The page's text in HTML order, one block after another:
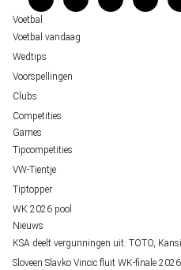
Over ons
Voetbal
Voetbal vandaag
Wedtips
Voorspellingen
Clubs
Competities
Games
Tipcompetities
VW-Tientje
Tiptopper
WK 2026 pool
Nieuws
KSA deelt vergunningen uit: TOTO,
Sloveen Slavko Vincic fluit WK-finale